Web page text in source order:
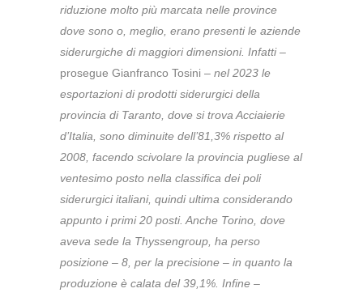
riduzione molto più marcata nelle province
dove sono o, meglio, erano presenti le aziende
siderurgiche di maggiori dimensioni. Infatti–
prosegue Gianfranco Tosini – nel 2023 le
esportazioni di prodotti siderurgici della
provincia di Taranto, dove si trova Acciaierie
d’Italia, sono diminuite dell’81,3% rispetto al
2008, facendo scivolare la provincia pugliese al
ventesimo posto nella classifica dei poli
siderurgici italiani, quindi ultima considerando
appunto i primi 20 posti. Anche Torino, dove
aveva sede la Thyssengroup, ha perso
posizione – 8, per la precisione – in quanto la
produzione è calata del 39,1%. Infine –